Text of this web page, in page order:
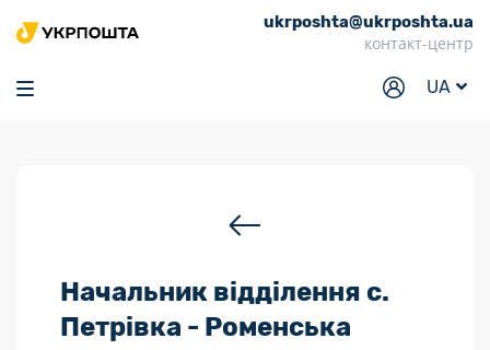
ukrposhta@ukrposhta.ua
контакт-центр
UA
Головна
Маркет
Відділення
Філателія
Начальник відділення с.
Петрівка - Роменська